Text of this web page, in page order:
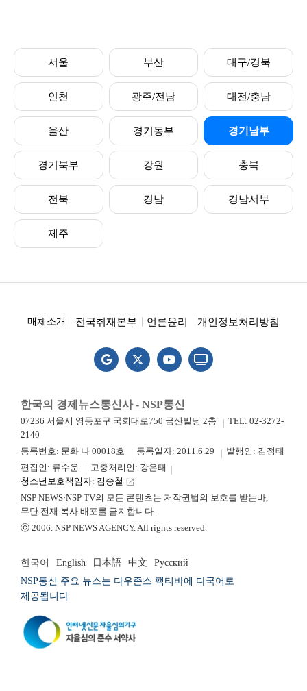
서울 부산 대구/경북
인천 광주/전남 대전/충남
울산 경기동부 경기남부
경기북부 강원 충북
전북 경남 경남서부
제주
매체소개 전국취재본부 언론윤리 개인정보처리방침
한국의 경제뉴스통신사 - NSP통신
07236 서울시 영등포구 국회대로750 금산빌딩 2층
TEL: 02-3272-
2140
등록번호: 문화 나 00018호
등록일자: 2011.6.29
발행인: 김정태
편집인: 류수운
고충처리인: 강은태
청소년보호책임자: 김승철 launch
NSP NEWS·NSP TV의 모든 콘텐츠는 저작권법의 보호를 받는바,
무단 전재.복사.배포를 금지합니다.
ⓒ 2006. NSP NEWS AGENCY. All rights reserved.
한국어 English 日本語 中文
Русский
NSP통신 주요 뉴스는 다우존스 팩티바에 다국어로
제공됩니다.